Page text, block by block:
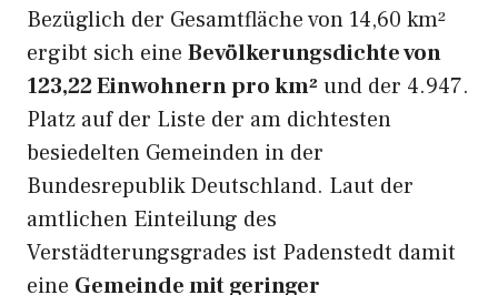
Bezüglich der Gesamtfläche von 14,60 km²
ergibt sich eine Bevölkerungsdichte von
123,22 Einwohnern pro km² und der 4.947.
Platz auf der Liste der am dichtesten
besiedelten Gemeinden in der
Bundesrepublik Deutschland. Laut der
amtlichen Einteilung des
Verstädterungsgrades ist Padenstedt damit
eine Gemeinde mit geringer